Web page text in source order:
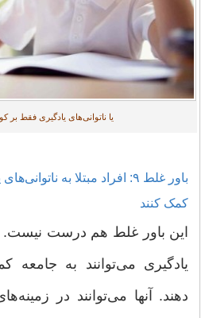
یا ناتوانی‌های یادگیری فقط بر
باور غلط ۹: افراد مبتلا به
کمک کنند
این باور غلط هم درست نیست.
یادگیری می‌توانند به جامعه
دهند. آنها می‌توانند در